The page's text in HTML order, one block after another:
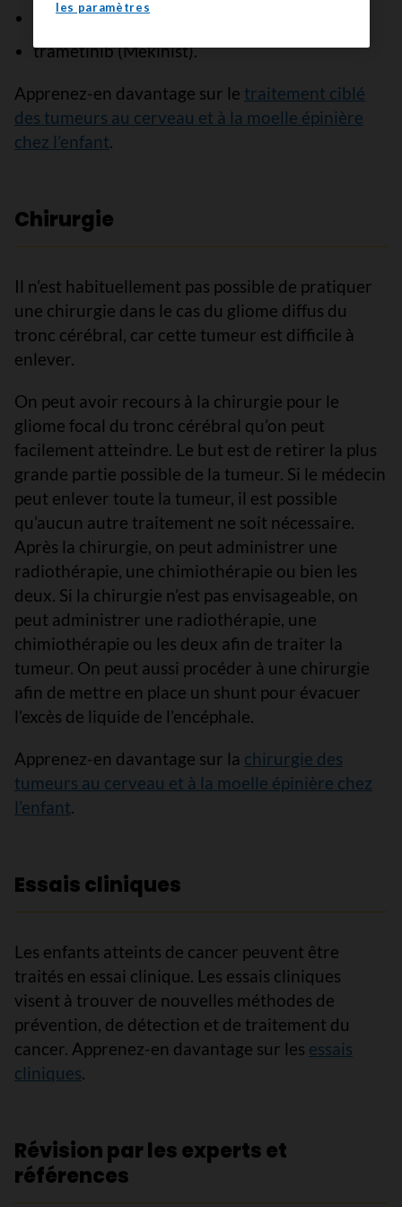
dabrafénib (Tafinlar);
tramétinib (Mekinist).
Apprenez-en davantage sur le traitement ciblé
des tumeurs au cerveau et à la moelle épinière
chez l’enfant.
Chirurgie
Il n’est habituellement pas possible de pratiquer
une chirurgie dans le cas du gliome diffus du
tronc cérébral, car cette tumeur est difficile à
enlever.
On peut avoir recours à la chirurgie pour le
gliome focal du tronc cérébral qu’on peut
facilement atteindre. Le but est de retirer la plus
grande partie possible de la tumeur. Si le médecin
peut enlever toute la tumeur, il est possible
qu’aucun autre traitement ne soit nécessaire.
Après la chirurgie, on peut administrer une
radiothérapie, une chimiothérapie ou bien les
deux. Si la chirurgie n’est pas envisageable, on
peut administrer une radiothérapie, une
chimiothérapie ou les deux afin de traiter la
tumeur. On peut aussi procéder à une chirurgie
afin de mettre en place un shunt pour évacuer
l’excès de liquide de l’encéphale.
Apprenez-en davantage sur la chirurgie des
tumeurs au cerveau et à la moelle épinière chez
l’enfant.
Essais cliniques
Les enfants atteints de cancer peuvent être
traités en essai clinique. Les essais cliniques
visent à trouver de nouvelles méthodes de
prévention, de détection et de traitement du
cancer. Apprenez-en davantage sur les essais
cliniques.
Révision par les experts et
références
les paramètres